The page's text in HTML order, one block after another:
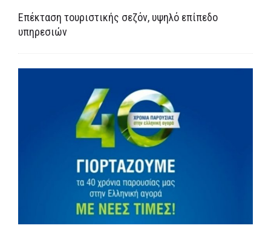
E-SHOP
Επέκταση τουριστικής σεζόν, υψηλό επίπεδο
υπηρεσιών